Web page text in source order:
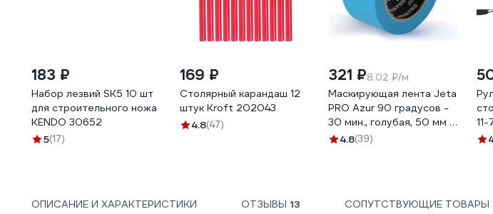
183 ₽
Набор лезвий SK5 10 шт
для строительного ножа
KENDO 30652
5(17)
169 ₽
Столярный карандаш 12
штук Kroft 202043
4.8(47)
321 ₽8.02 ₽/м
Маскирующая лента Jeta
PRO Azur 90 градусов -
30 мин., голубая, 50 мм х
40 м 58490/50
4.8(39)
ОПИСАНИЕ И ХАРАКТЕРИСТИКИ ОТЗЫВЫ 13 СОПУТСТВУЮЩИЕ ТОВАРЫ